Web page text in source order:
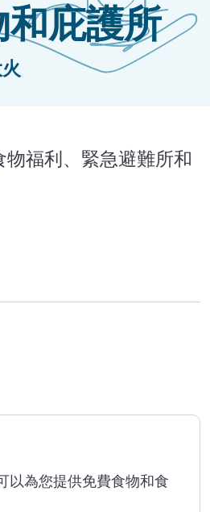
庇護所
福利、緊急避難所和
以為您提供免費食物和食